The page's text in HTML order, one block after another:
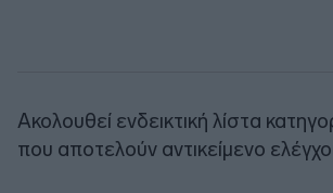
Ακολουθεί ενδεικτική λίστα
που αποτελούν αντικείμενο